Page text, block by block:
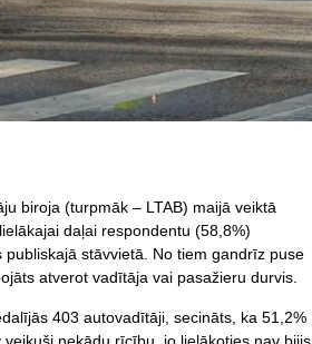
biroja (turpmāk – LTAB) maijā veiktā
daļai respondentu (58,8%)
stāvvietā. No tiem gandrīz puse
atverot vadītāja vai pasažieru durvis.
403 autovadītāji, secināts, ka 51,2%